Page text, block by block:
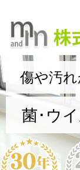
傷や汚
菌･ウ